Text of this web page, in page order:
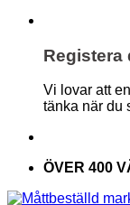
Registera
Vi lovar att
tänka när du
ÖVER 400